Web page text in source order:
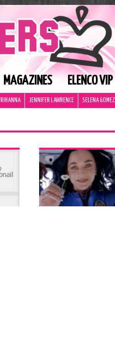
MAGAZINES ELENCO VIP
RIHANNA JENNIFER LAWRENCE SELENA GOMEZ